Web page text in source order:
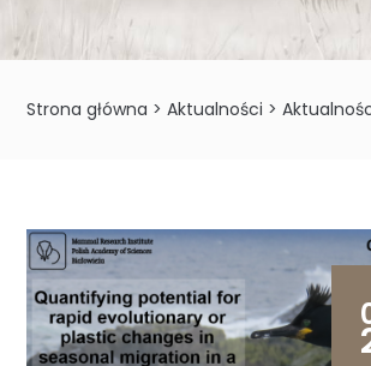
Strona główna >Aktualności >